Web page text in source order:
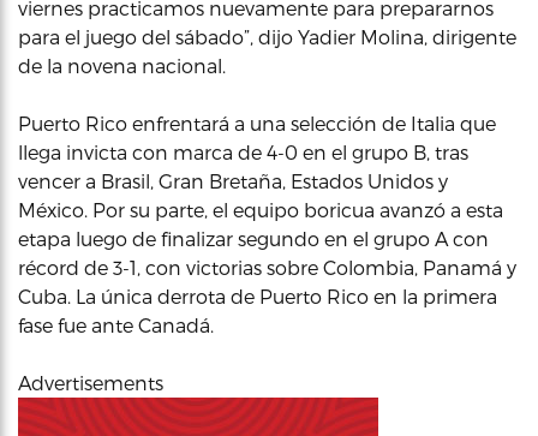
viernes practicamos nuevamente para prepararnos
para el juego del sábado”, dijo Yadier Molina, dirigente
de la novena nacional.
Puerto Rico enfrentará a una selección de Italia que
llega invicta con marca de 4-0 en el grupo B, tras
vencer a Brasil, Gran Bretaña, Estados Unidos y
México. Por su parte, el equipo boricua avanzó a esta
etapa luego de finalizar segundo en el grupo A con
récord de 3-1, con victorias sobre Colombia, Panamá y
Cuba. La única derrota de Puerto Rico en la primera
fase fue ante Canadá.
Advertisements